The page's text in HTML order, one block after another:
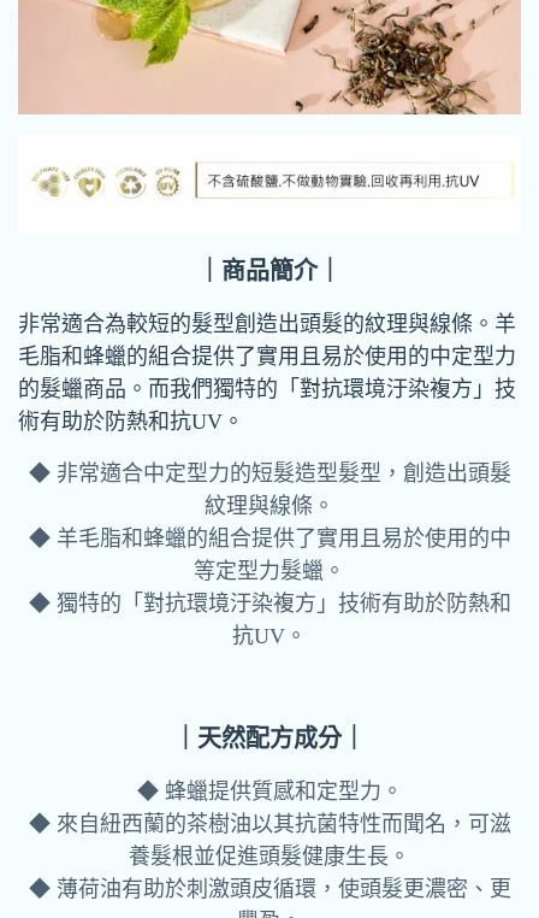
｜商品簡介｜
非常適合為較短的髮型創造出頭髮的紋理與線條。羊
毛脂和蜂蠟的組合提供了實用且易於使用的中定型力
的髮蠟商品。而我們獨特的「對抗環境汙染複方」技
術有助於防熱和抗UV。
◆ 非常適合中定型力的短髮造型髮型，創造出頭髮
紋理與線條。
◆ 羊毛脂和蜂蠟的組合提供了實用且易於使用的中
等定型力髮蠟。
◆ 獨特的「對抗環境汙染複方」技術有助於防熱和
抗UV。
｜天然配方成分｜
◆蜂蠟提供質感和定型力。
◆ 來自紐西蘭的茶樹油以其抗菌特性而聞名，可滋
養髮根並促進頭髮健康生長。
◆ 薄荷油有助於刺激頭皮循環，使頭髮更濃密、更